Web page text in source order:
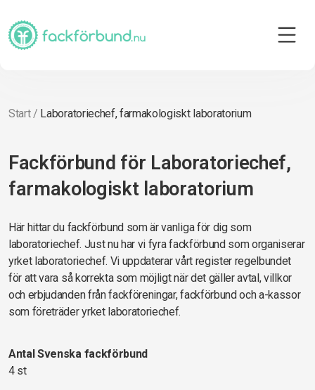
Start/ Laboratoriechef, farmakologiskt laboratorium
Fackförbund för Laboratoriechef,
farmakologiskt laboratorium
Här hittar du fackförbund som är vanliga för dig som
laboratoriechef. Just nu har vi fyra fackförbund som organiserar
yrket laboratoriechef. Vi uppdaterar vårt register regelbundet
för att vara så korrekta som möjligt när det gäller avtal, villkor
och erbjudanden från fackföreningar, fackförbund och a-kassor
som företräder yrket laboratoriechef.
Antal Svenska fackförbund
4 st